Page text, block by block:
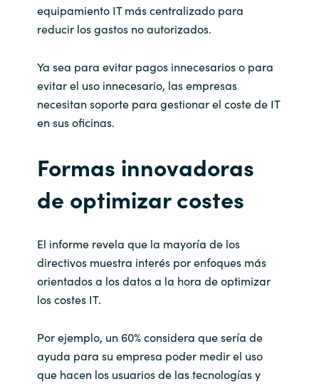
equipamiento IT más centralizado para
reducir los gastos no autorizados.
Ya sea para evitar pagos innecesarios o para
evitar el uso innecesario, las empresas
necesitan soporte para gestionar el coste de IT
en sus oficinas.
Formas innovadoras
de optimizar costes
El informe revela que la mayoría de los
directivos muestra interés por enfoques más
orientados a los datos a la hora de optimizar
los costes IT.
Por ejemplo, un 60% considera que sería de
ayuda para su empresa poder medir el uso
que hacen los usuarios de las tecnologías y